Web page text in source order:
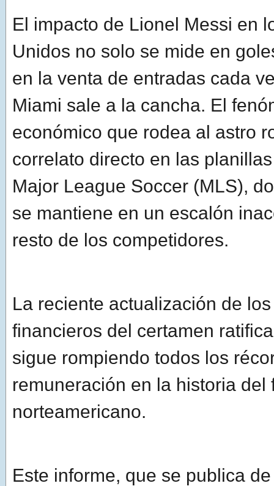
El impacto de Lionel Messi en
Unidos no solo se mide en
en la venta de entradas cada
Miami sale a la cancha. El
económico que rodea al astro
correlato directo en las
Major League Soccer (MLS),
se mantiene en un escalón
resto de los competidores.
La reciente actualización de
financieros del certamen
sigue rompiendo todos los
remuneración en la historia del
norteamericano.
Este informe, que se publica